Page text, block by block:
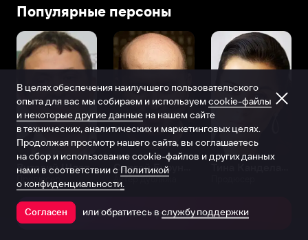
Популярные персоны
Виталий Шляппо
Продюсер Актёр дубляжа
Открыть в приложении
В целях обеспечения наилучшего пользовательского
опыта для вас мы собираем и используем cookie-файлы
и некоторые другие данные на нашем сайте
в технических, аналитических и маркетинговых целях.
Продолжая просмотр нашего сайта, вы соглашаетесь
на сбор и использование cookie-файлов и других данных
нами в соответствии с Политикой
о конфиденциальности.
Согласен или обратитесь в службу поддержки